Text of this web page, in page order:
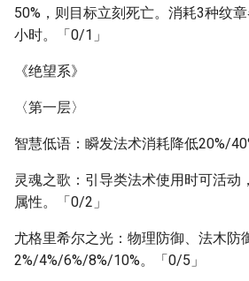
50%，则目标立刻死亡。消耗3种纹
小时。「0/1」
《绝望系》
〈第一层〉
智慧低语：瞬发法术消耗降低20%/
灵魂之歌：引导类法术使用时可活动
属性。「0/2」
尤格里希尔之光：物理防御、法木防
2%/4%/6%/8%/10%。「0/5」